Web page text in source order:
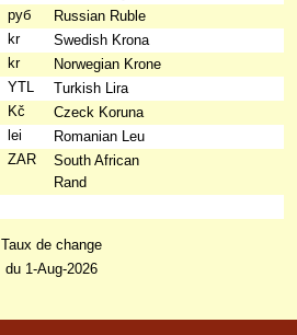
руб
Russian Ruble
kr
Swedish Krona
kr
Norwegian Krone
YTL
Turkish Lira
Kč
Czeck Koruna
lei
Romanian Leu
ZAR
South African
Rand
Taux de change
du 1-Aug-2026